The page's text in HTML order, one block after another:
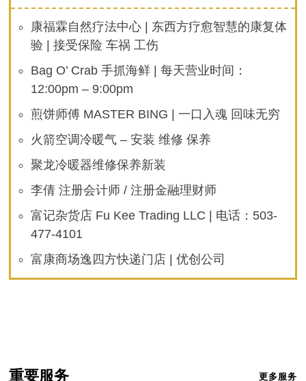
康福霖自然疗法中心 | 东西方疗愈智慧的康复体
验 | 接受保险 车祸 工伤
Bag O’ Crab 手抓海鲜 | 每天营业时间：
12:00pm – 9:00pm
煎饼师傅 MASTER BING | 一口入魂 回味无穷
火箭空调冷暖气 – 安装 维修 保养
聚龙冷暖器维修保养新装
李倩 注册会计师 / 注册金融理财师
富记杂货店 Fu Kee Trading LLC | 电话：503-
477-4101
富康商场逸四方快递门店 | 优创公司
重要服务 更多服务